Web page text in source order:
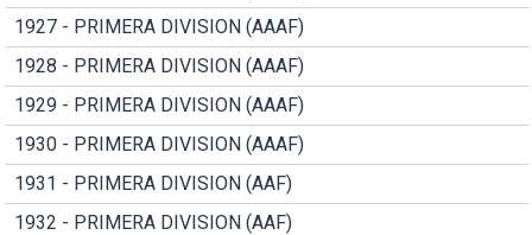
1927 - PRIMERA DIVISION (AAAF)
1928 - PRIMERA DIVISION (AAAF)
1929 - PRIMERA DIVISION (AAAF)
1930 - PRIMERA DIVISION (AAAF)
1931 - PRIMERA DIVISION (AAF)
1932 - PRIMERA DIVISION (AAF)